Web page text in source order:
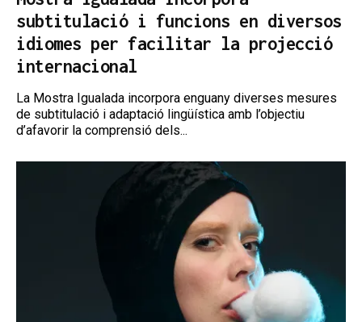
subtitulació i funcions en diversos
idiomes per facilitar la projecció
internacional
La Mostra Igualada incorpora enguany diverses mesures
de subtitulació i adaptació lingüística amb l’objectiu
d’afavorir la comprensió dels...